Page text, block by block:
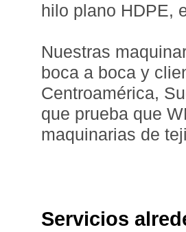
hilo plano HDPE,
Nuestras
boca a boca y
Centroamérica,
que prueba que
maquinarias de
Servicios